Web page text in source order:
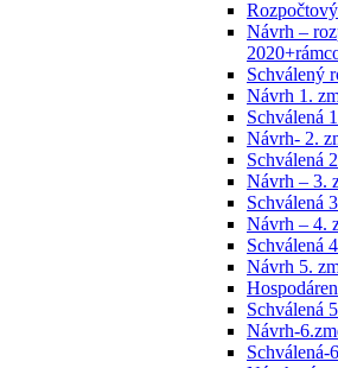
Návrh –
Schválený
Návrh 1.
Schválená
Návrh- 2.
Schválená
Návrh – 3.
Schválená
Návrh – 4.
Schválená
Návrh 5.
Schválená
Návrh-
Schválená-